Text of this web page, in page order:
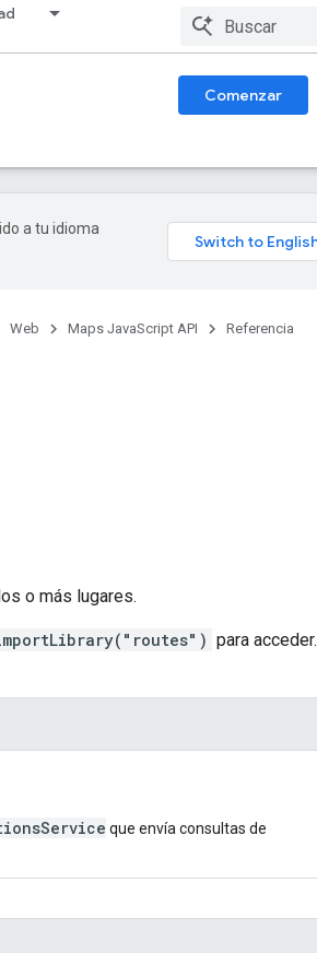
Comenzar
a tu idioma
Web Maps JavaScript API Referencia
o más lugares.
para acceder.
que envía consultas de